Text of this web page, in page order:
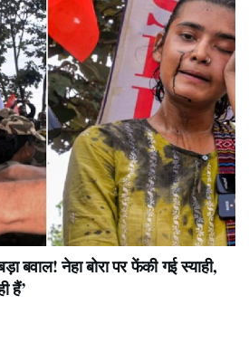
बवाल! नेहा बोरा पर फेंकी गई स्याही,
हैं’